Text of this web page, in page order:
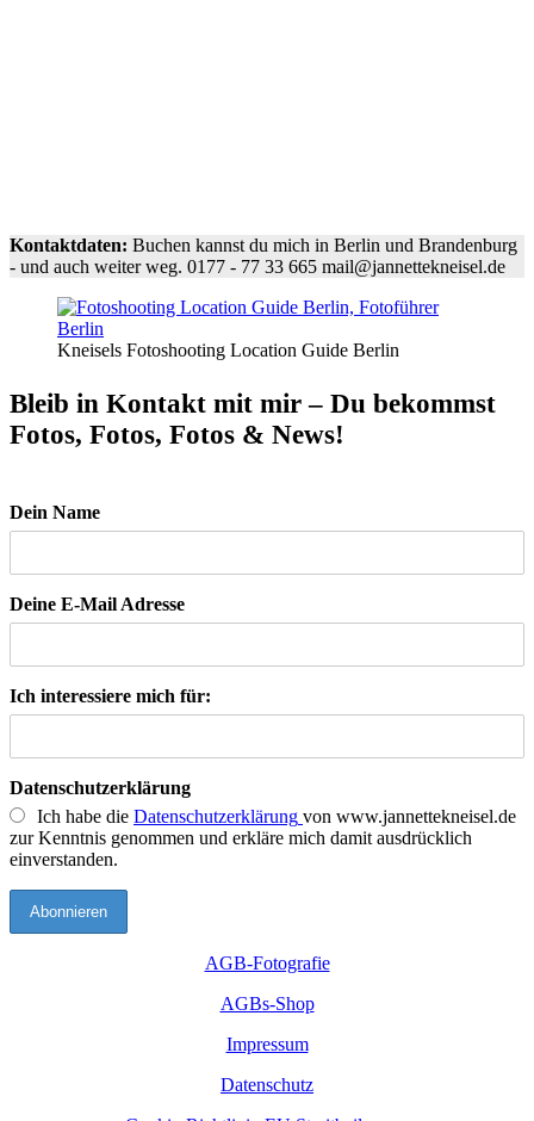
Kontaktdaten: Buchen kannst du mich in Berlin und Brandenburg
- und auch weiter weg. 0177 - 77 33 665 mail@jannettekneisel.de
Kneisels Fotoshooting Location Guide Berlin
Bleib in Kontakt mit mir – Du bekommst
Fotos, Fotos, Fotos & News!
Dein Name
Deine E-Mail Adresse
Ich interessiere mich für:
Datenschutzerklärung
Ich habe die Datenschutzerklärung von www.jannettekneisel.de
zur Kenntnis genommen und erkläre mich damit ausdrücklich
einverstanden.
AGB-Fotografie
AGBs-Shop
Impressum
Datenschutz